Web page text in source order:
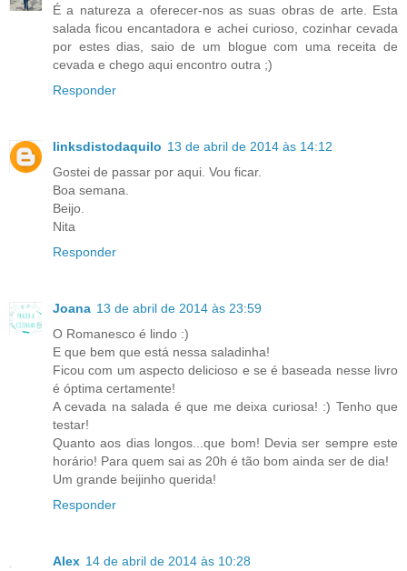
É a natureza a oferecer-nos as suas obras de arte. Esta
salada ficou encantadora e achei curioso, cozinhar cevada
por estes dias, saio de um blogue com uma receita de
cevada e chego aqui encontro outra ;)
Responder
linksdistodaquilo 13 de abril de 2014 às 14:12
Gostei de passar por aqui. Vou ficar.
Boa semana.
Beijo.
Nita
Responder
Joana 13 de abril de 2014 às 23:59
O Romanesco é lindo :)
E que bem que está nessa saladinha!
Ficou com um aspecto delicioso e se é baseada nesse livro
é óptima certamente!
A cevada na salada é que me deixa curiosa! :) Tenho que
testar!
Quanto aos dias longos...que bom! Devia ser sempre este
horário! Para quem sai as 20h é tão bom ainda ser de dia!
Um grande beijinho querida!
Responder
Alex 14 de abril de 2014 às 10:28